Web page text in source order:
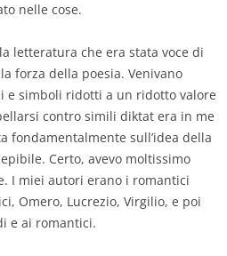
nelle cose.
letteratura che era stata voce di
forza della poesia. Venivano
e simboli ridotti a un ridotto valore
contro simili diktat era in me
fondamentalmente sull’idea della
Certo, avevo moltissimo
I miei autori erano i romantici
Omero, Lucrezio, Virgilio, e poi
e ai romantici.